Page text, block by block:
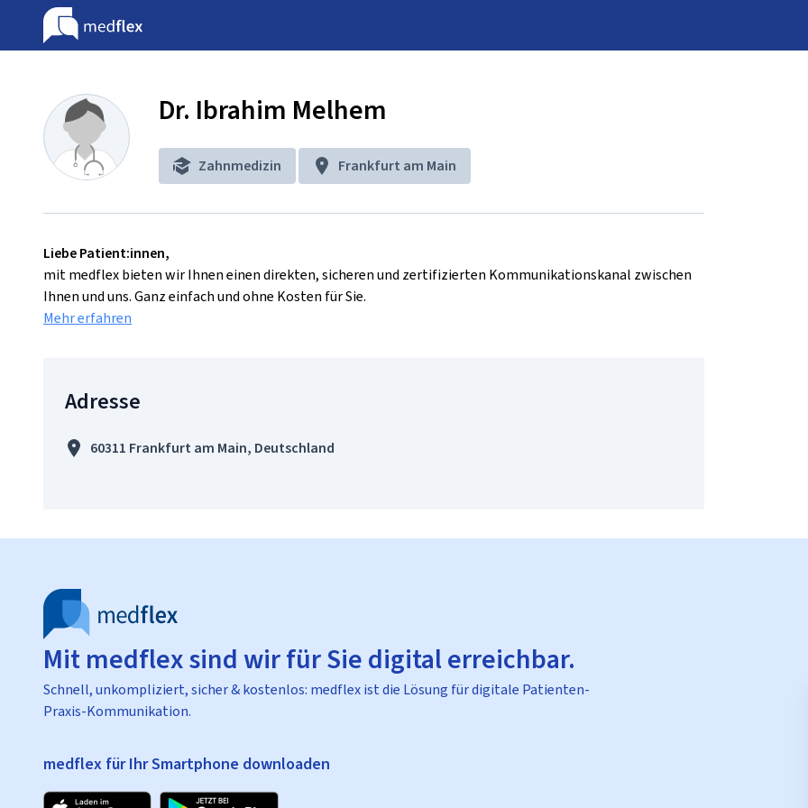
Dr. Ibrahim Melhem
Zahnmedizin Frankfurt am Main
Liebe Patient:innen,
mit medflex bieten wir Ihnen einen direkten, sicheren und zertifizierten Kommunikationskanal zwischen
Ihnen und uns. Ganz einfach und ohne Kosten für Sie.
Mehr erfahren
Adresse
60311 Frankfurt am Main, Deutschland
Mit medflex sind wir für Sie digital erreichbar.
Schnell, unkompliziert, sicher & kostenlos: medflex ist die Lösung für digitale Patienten-
Praxis-Kommunikation.
medflex für Ihr Smartphone downloaden